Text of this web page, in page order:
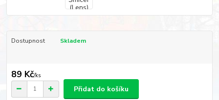
Dostupnost Skladem
89 Kč/ks
Přidat do košíku